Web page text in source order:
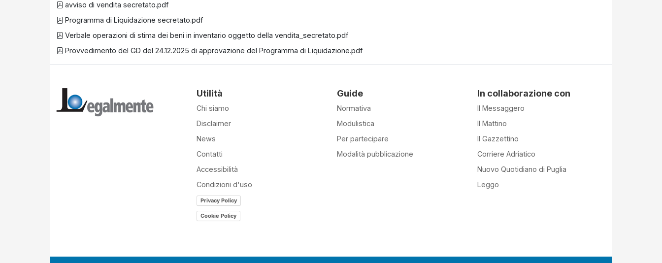
avviso di vendita secretato.pdf
Programma di Liquidazione secretato.pdf
Verbale operazioni di stima dei beni in inventario oggetto della vendita_secretato.pdf
Provvedimento del GD del 24.12.2025 di approvazione del Programma di Liquidazione.pdf
Utilità
Chi siamo
Disclaimer
News
Contatti
Accessibilità
Condizioni d'uso
Privacy Policy
Cookie Policy
Guide
Normativa
Modulistica
Per partecipare
Modalità pubblicazione
In collaborazione con
Il Messaggero
Il Mattino
Il Gazzettino
Corriere Adriatico
Nuovo Quotidiano di Puglia
Leggo